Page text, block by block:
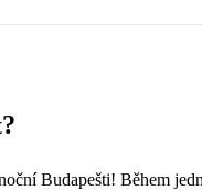
30Budapešti! Během